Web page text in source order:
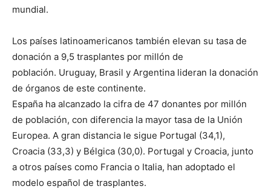
mundial.
Los países latinoamericanos también elevan su tasa de
donación a 9,5 trasplantes por millón de
población. Uruguay, Brasil y Argentina lideran la donación
de órganos de este continente.
España ha alcanzado la cifra de 47 donantes por millón
de población, con diferencia la mayor tasa de la Unión
Europea. A gran distancia le sigue Portugal (34,1),
Croacia (33,3) y Bélgica (30,0). Portugal y Croacia, junto
a otros países como Francia o Italia, han adoptado el
modelo español de trasplantes.